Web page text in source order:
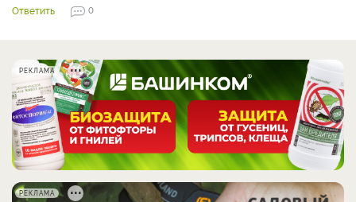
Ответить
0
РЕКЛАМА
РЕКЛАМА